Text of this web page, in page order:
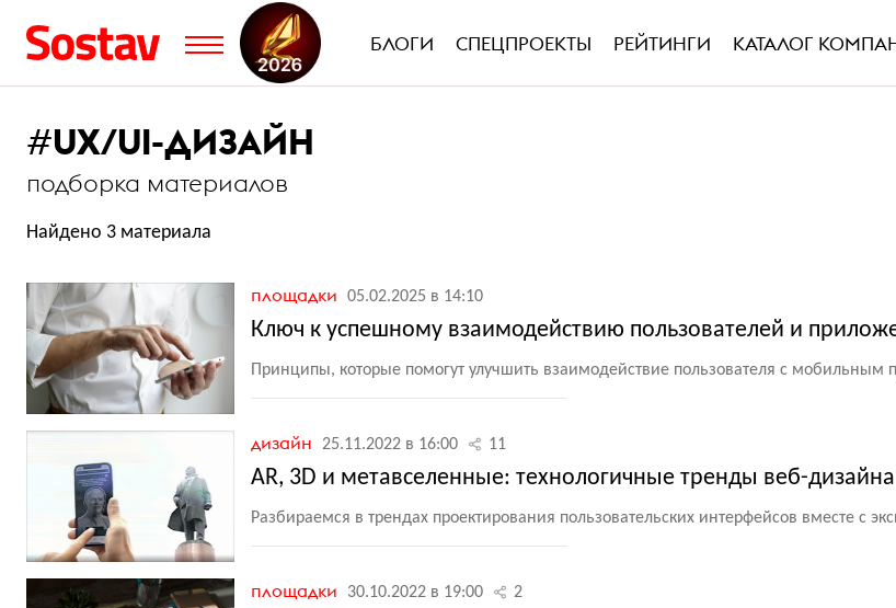
БЛОГИ СПЕЦПРОЕКТЫ РЕЙТИНГИ КАТАЛОГ
#UX/UI-ДИЗАЙН
подборка материалов
Найдено 3 материала
площадки 05.02.2025 в 14:10
Ключ к успешному взаимодействию пользователей и
Принципы, которые помогут улучшить взаимодействие пользователя с мобильным
дизайн 25.11.2022 в 16:00 11
AR, 3D и метавселенные: технологичные тренды веб-дизайна
Разбираемся в трендах проектирования пользовательских интерфейсов вместе с
площадки 30.10.2022 в 19:00 2